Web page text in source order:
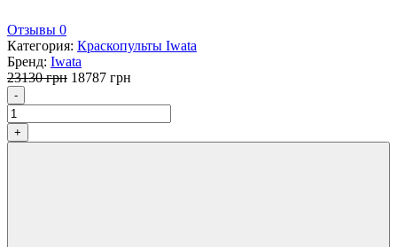
Отзывы 0
Категория: Краскопульты Iwata
Бренд: Iwata
23130грн Первоначальная
составляла
23130 грн.
18787 грн
18787 грн.
- Количество
+